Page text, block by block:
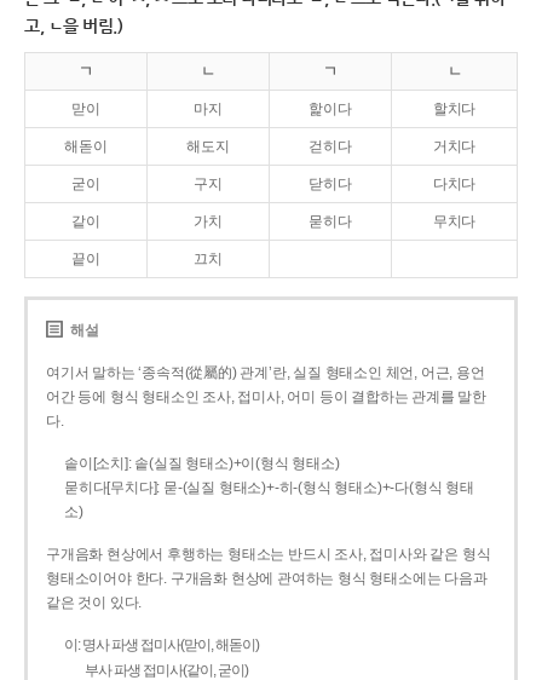
고, ㄴ을 버림.)
ㄱ ㄴ ㄱ ㄴ
맏이 마지 핥이다 할치다
해돋이 해도지 걷히다 거치다
굳이 구지 닫히다 다치다
같이 가치 묻히다 무치다
끝이 끄치
해설
여기서 말하는 ‘종속적(從屬的) 관계’란, 실질 형태소인 체언, 어근, 용언
어간 등에 형식 형태소인 조사, 접미사, 어미 등이 결합하는 관계를 말한
다.
솥이[소치]: 솥(실질 형태소)+이(형식 형태소)
묻히다[무치다]: 묻­-(실질 형태소)+­-히­-(형식 형태소)+-다(형식 형태
소)
구개음화 현상에서 후행하는 형태소는 반드시 조사, 접미사와 같은 형식
형태소이어야 한다. 구개음화 현상에 관여하는 형식 형태소에는 다음과
같은 것이 있다.
이: 명사 파생 접미사(맏이, 해돋이)
부사 파생 접미사(같이, 굳이)